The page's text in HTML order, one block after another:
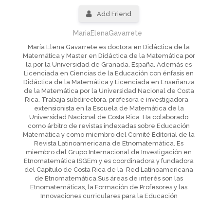
Add Friend
MariaElenaGavarrete
María Elena Gavarrete es doctora en Didáctica de la
Matemática y Master en Didáctica de la Matemática por
la por la Universidad de Granada, España. Además es
Licenciada en Ciencias de la Educación con énfasis en
Didáctica de la Matemática y Licenciada en Enseñanza
de la Matemática por la Universidad Nacional de Costa
Rica. Trabaja subdirectora, profesora e investigadora -
extensionista en la Escuela de Matemática de la
Universidad Nacional de Costa Rica. Ha colaborado
como árbitro de revistas indexadas sobre Educación
Matemática y como miembro del Comité Editorial de la
Revista Latinoamericana de Etnomatemática. Es
miembro del Grupo Internacional de Investigación en
Etnomatemática ISGEm y es coordinadora y fundadora
del Capítulo de Costa Rica de la Red Latinoamericana
de Etnomatemática.Sus áreas de interés son las
Etnomatemáticas, la Formación de Profesores y las
Innovaciones curriculares para la Educación